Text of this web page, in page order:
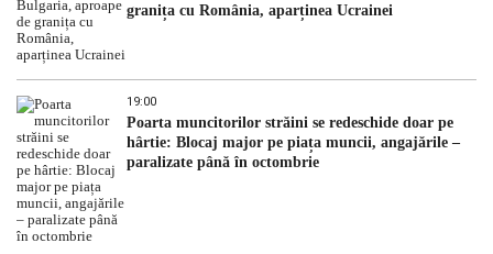
granița cu România, aparținea Ucrainei
19:00
Poarta muncitorilor străini se redeschide doar pe
hârtie: Blocaj major pe piața muncii, angajările –
paralizate până în octombrie